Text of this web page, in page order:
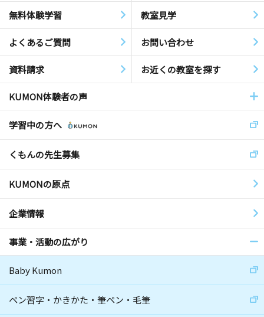
無料体験学習 教室見学
よくあるご質問 お問い合わせ
資料請求 お近くの教室を探す
KUMON体験者の声
学習中の方へ
くもんの先生募集
KUMONの原点
企業情報
事業・活動の広がり
Baby Kumon
ペン習字・かきかた・筆ペン・毛筆